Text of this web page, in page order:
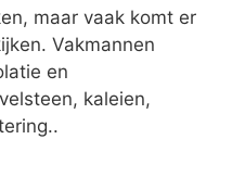
maar vaak komt er
Vakmannen
en
kaleien,